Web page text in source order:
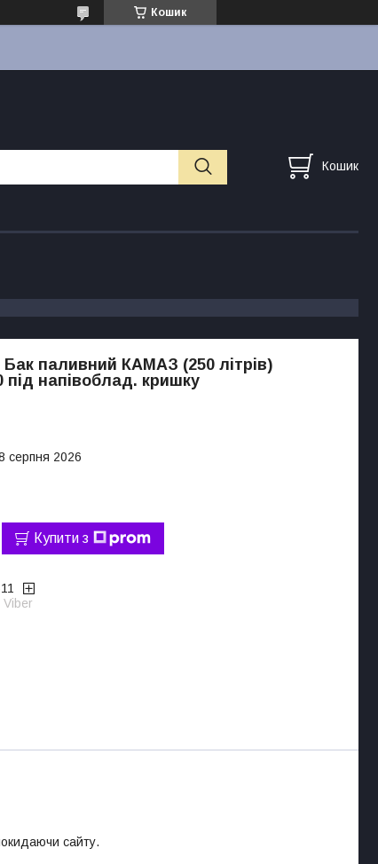
Кошик
Кошик
Бак паливний КАМАЗ (250 літрів)
під напівоблад. кришку
серпня 2026
Купити з
Viber
сайту.